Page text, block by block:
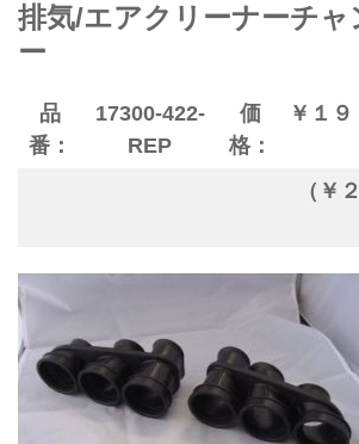
排気/エアクリーナーチ
ー
品
番：
17300-422-
REP
価
格：
￥１
（￥